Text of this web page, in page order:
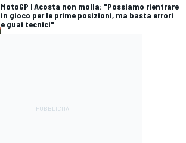
MotoGP | Acosta non molla: "Possiamo rientrare
in gioco per le prime posizioni, ma basta errori
e guai tecnici"